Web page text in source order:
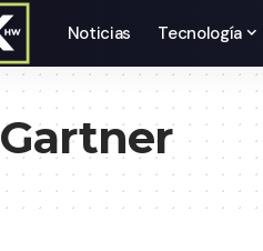
Noticias Tecnología
Gartner